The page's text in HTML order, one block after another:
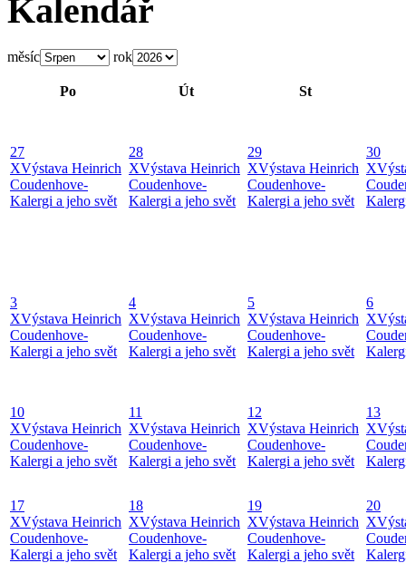
Kalendář
měsíc rok
Po Út St
27
XVýstava Heinrich
Coudenhove-
Kalergi a jeho svět
28
XVýstava Heinrich
Coudenhove-
Kalergi a jeho svět
29
XVýstava Heinrich
Coudenhove-
Kalergi a jeho svět
30
X
3
XVýstava Heinrich
Coudenhove-
Kalergi a jeho svět
4
XVýstava Heinrich
Coudenhove-
Kalergi a jeho svět
5
XVýstava Heinrich
Coudenhove-
Kalergi a jeho svět
6
X
10
XVýstava Heinrich
Coudenhove-
Kalergi a jeho svět
11
XVýstava Heinrich
Coudenhove-
Kalergi a jeho svět
12
XVýstava Heinrich
Coudenhove-
Kalergi a jeho svět
13
X
17
XVýstava Heinrich
Coudenhove-
Kalergi a jeho svět
18
XVýstava Heinrich
Coudenhove-
Kalergi a jeho svět
19
XVýstava Heinrich
Coudenhove-
Kalergi a jeho svět
20
X